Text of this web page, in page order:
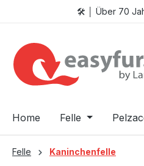
Hauptinhalt springen
Zur Suche springen
Zur Hauptnavigation
🛠️ │ Über 70
Home Felle
Felle Kaninchenfelle